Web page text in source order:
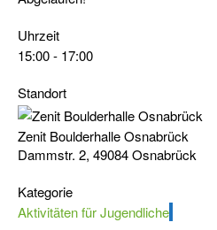
Uhrzeit
15:00 - 17:00
Standort
Zenit Boulderhalle Osnabrück
Dammstr. 2, 49084 Osnabrück
Kategorie
Aktivitäten für Jugendliche